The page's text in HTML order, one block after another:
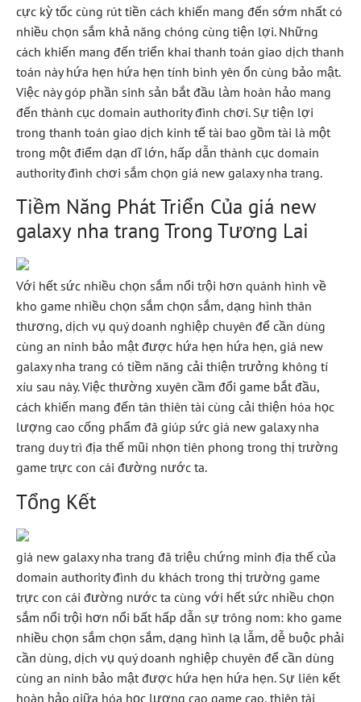
cực kỳ tốc cùng rút tiền cách khiến mang đến sớm nhất có
nhiều chọn sắm khả năng chóng cùng tiện lợi. Những
cách khiến mang đến triển khai thanh toán giao dịch thanh
toán này hứa hẹn hứa hẹn tính bình yên ổn cùng bảo mật.
Việc này góp phần sinh sản bắt đầu làm hoàn hảo mang
đến thành cục domain authority đình chơi. Sự tiện lợi
trong thanh toán giao dịch kinh tế tài bao gồm tài là một
trong một điểm dạn dĩ lớn, hấp dẫn thành cục domain
authority đình chơi sắm chọn giá new galaxy nha trang.
Tiềm Năng Phát Triển Của giá new
galaxy nha trang Trong Tương Lai
Với hết sức nhiều chọn sắm nổi trội hơn quánh hình về
kho game nhiều chọn sắm chọn sắm, dạng hình thân
thương, dịch vụ quý doanh nghiệp chuyên để cần dùng
cùng an ninh bảo mật được hứa hẹn hứa hẹn, giá new
galaxy nha trang có tiềm năng cải thiện trưởng không tí
xíu sau này. Việc thường xuyên cầm đổi game bắt đầu,
cách khiến mang đến tân thiên tài cùng cải thiện hóa học
lượng cao cống phẩm đã giúp sức giá new galaxy nha
trang duy trì địa thế mũi nhọn tiên phong trong thị trường
game trực con cái đường nước ta.
Tổng Kết
giá new galaxy nha trang đã triệu chứng minh địa thế của
domain authority đình du khách trong thị trường game
trực con cái đường nước ta cùng với hết sức nhiều chọn
sắm nổi trội hơn nổi bất hấp dẫn sự trông nom: kho game
nhiều chọn sắm chọn sắm, dạng hình lạ lẫm, dễ buộc phải
cần dùng, dịch vụ quý doanh nghiệp chuyên để cần dùng
cùng an ninh bảo mật được hứa hẹn hứa hẹn. Sự liên kết
hoàn hảo giữa hóa học lượng cao game cao, thiên tài